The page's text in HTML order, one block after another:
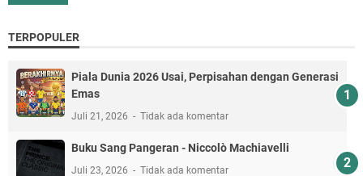
TERPOPULER
Piala Dunia 2026 Usai, Perpisahan dengan Generasi
Emas
Juli 21, 2026 Tidak ada komentar
Buku Sang Pangeran - Niccolò Machiavelli
Juli 23, 2026 Tidak ada komentar